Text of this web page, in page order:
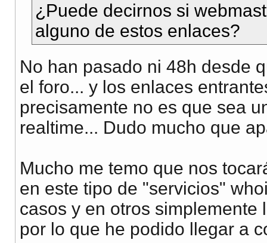
¿Puede decirnos si
alguno de estos enlaces?
No han pasado ni 48h desde
el foro... y los enlaces
precisamente no es que sea
realtime... Dudo mucho que
Mucho me temo que nos
en este tipo de "servicios"
casos y en otros
por lo que he podido llegar a